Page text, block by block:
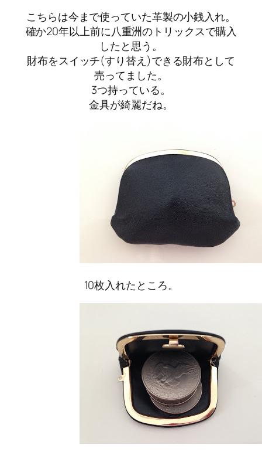
こちらは今まで使っていた革製の小銭入れ。
確か20年以上前に八重洲のトリックスで購入
したと思う。
財布をスイッチ(すり替え)できる財布として
売ってました。
3つ持っている。
金具が綺麗だね。
10枚入れたところ。